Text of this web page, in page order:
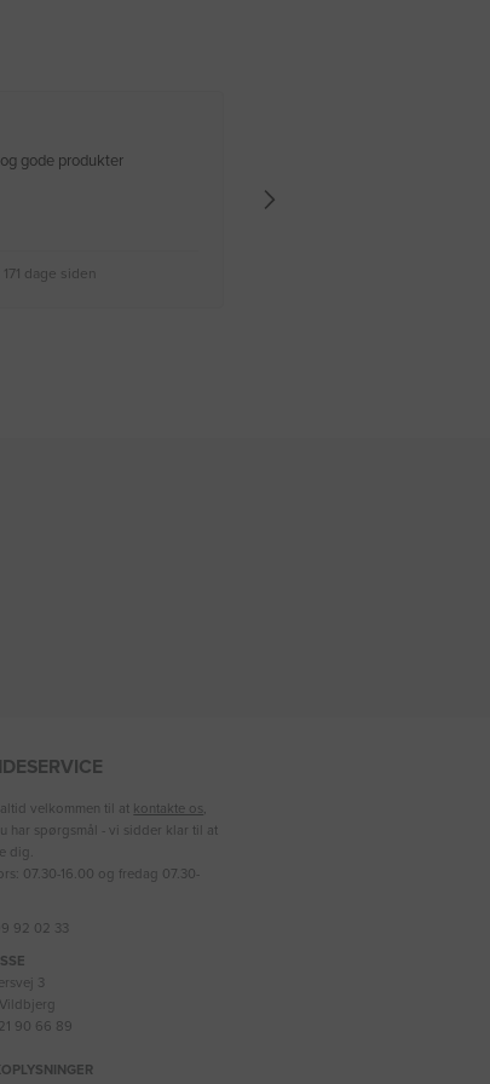
gode produkter
171 dage siden
velkommen til at kontakte os,
har spørgsmål - vi sidder klar til at
dig.
07.30-16.00 og fredag 07.30-
92 02 33
3
90 66 89